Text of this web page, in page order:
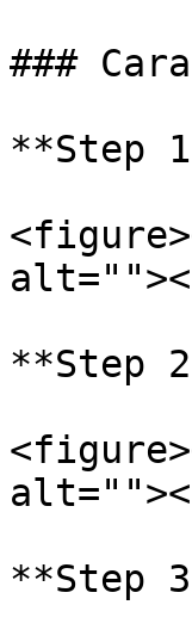
###
**Step
**Step
**Step